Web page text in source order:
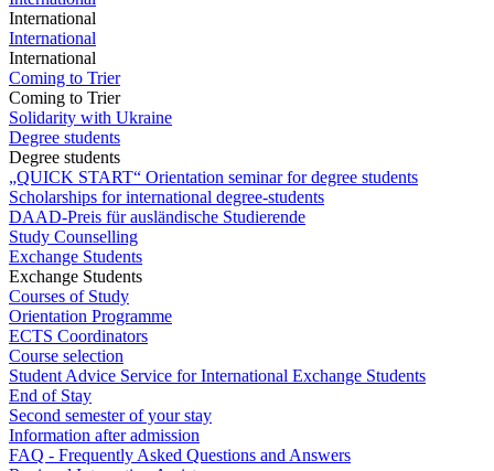
International
International
International
Coming to Trier
Coming to Trier
Solidarity with Ukraine
Degree students
Degree students
„QUICK START“ Orientation seminar for degree students
Scholarships for international degree-students
DAAD-Preis für ausländische Studierende
Study Counselling
Exchange Students
Exchange Students
Courses of Study
Orientation Programme
ECTS Coordinators
Course selection
Student Advice Service for International Exchange Students
End of Stay
Second semester of your stay
Information after admission
FAQ - Frequently Asked Questions and Answers